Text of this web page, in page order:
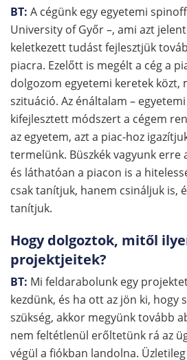
BT: A cégünk egy egyetemi
University of Győr –, ami azt
keletkezett tudást fejlesztjük
piacra. Ezelőtt is megélt a cég a
dolgozom egyetemi keretek közt,
szituáció. Az énáltalam –
kifejlesztett módszert a cégem
az egyetem, azt a piac-hoz
termelünk. Büszkék vagyunk erre
és láthatóan a piacon is a
csak tanítjuk, hanem csináljuk is,
tanítjuk.
Hogy dolgoztok, mitől
projektjeitek?
BT: Mi feldarabolunk egy
kezdünk, és ha ott az jön ki, hogy
szükség, akkor megyünk tovább
nem feltétlenül erőltetünk rá az
végül a fiókban landolna.